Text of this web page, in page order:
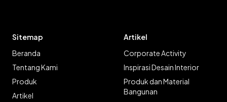
Sitemap
Beranda
Tentang Kami
Produk
Artikel
Artikel
Corporate Activity
Inspirasi Desain Interior
Produk dan Material
Bangunan